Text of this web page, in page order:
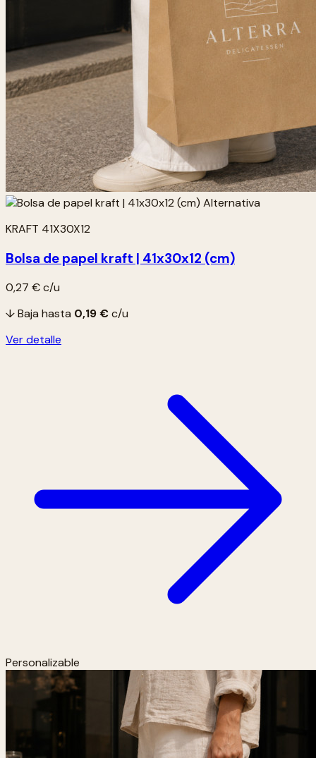
KRAFT 41X30X12
Bolsa de papel kraft | 41x30x12 (cm)
0,27 €c/u
↓ Baja hasta 0,19 €c/u
Ver detalle
Personalizable